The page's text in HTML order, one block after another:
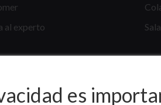
es
al experto